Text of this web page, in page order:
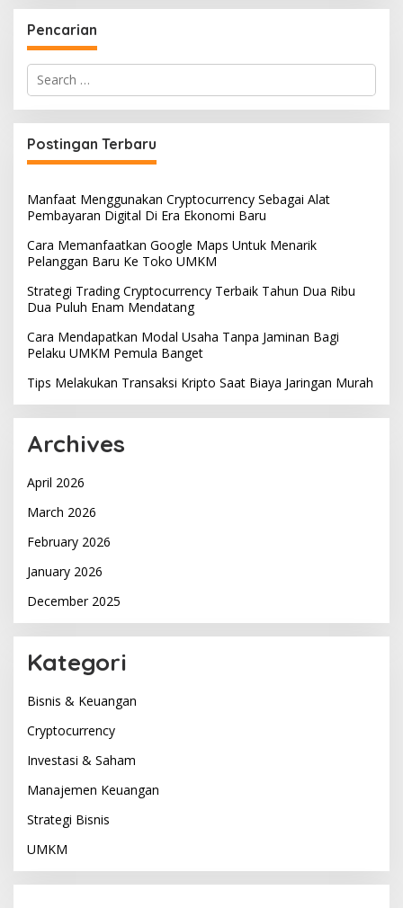
Pencarian
Search
for:
Postingan Terbaru
Manfaat Menggunakan Cryptocurrency Sebagai Alat
Pembayaran Digital Di Era Ekonomi Baru
Cara Memanfaatkan Google Maps Untuk Menarik
Pelanggan Baru Ke Toko UMKM
Strategi Trading Cryptocurrency Terbaik Tahun Dua Ribu
Dua Puluh Enam Mendatang
Cara Mendapatkan Modal Usaha Tanpa Jaminan Bagi
Pelaku UMKM Pemula Banget
Tips Melakukan Transaksi Kripto Saat Biaya Jaringan Murah
Archives
April 2026
March 2026
February 2026
January 2026
December 2025
Kategori
Bisnis & Keuangan
Cryptocurrency
Investasi & Saham
Manajemen Keuangan
Strategi Bisnis
UMKM